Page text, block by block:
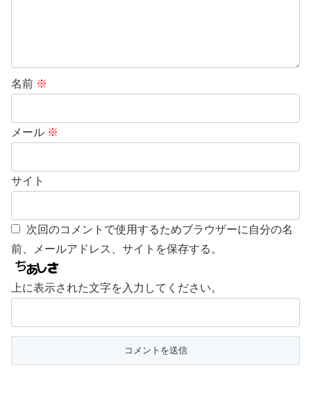
名前 ※
メール ※
サイト
次回のコメントで使用するためブラウザーに自分の名
前、メールアドレス、サイトを保存する。
上に表示された文字を入力してください。